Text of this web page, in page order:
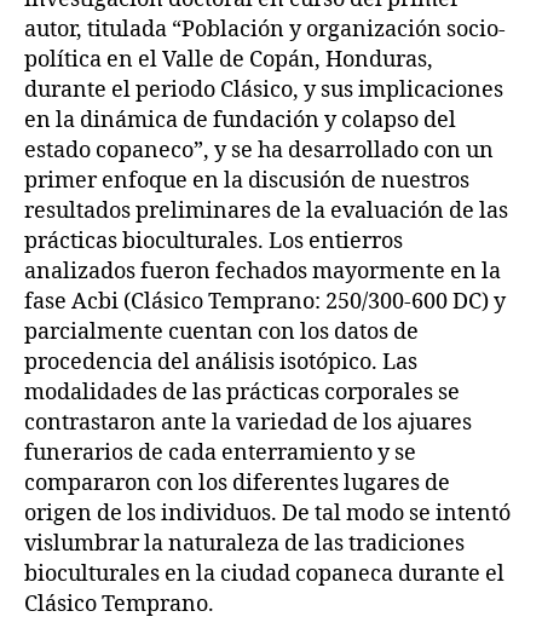
autor, titulada “Población y organización socio-
política en el Valle de Copán, Honduras,
durante el periodo Clásico, y sus implicaciones
en la dinámica de fundación y colapso del
estado copaneco”, y se ha desarrollado con un
primer enfoque en la discusión de nuestros
resultados preliminares de la evaluación de las
prácticas bioculturales. Los entierros
analizados fueron fechados mayormente en la
fase Acbi (Clásico Temprano: 250/300-600 DC) y
parcialmente cuentan con los datos de
procedencia del análisis isotópico. Las
modalidades de las prácticas corporales se
contrastaron ante la variedad de los ajuares
funerarios de cada enterramiento y se
compararon con los diferentes lugares de
origen de los individuos. De tal modo se intentó
vislumbrar la naturaleza de las tradiciones
bioculturales en la ciudad copaneca durante el
Clásico Temprano.